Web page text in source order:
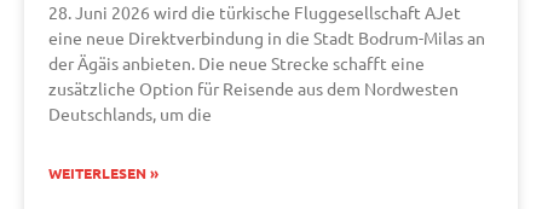
28. Juni 2026 wird die türkische Fluggesellschaft AJet
eine neue Direktverbindung in die Stadt Bodrum-Milas an
der Ägäis anbieten. Die neue Strecke schafft eine
zusätzliche Option für Reisende aus dem Nordwesten
Deutschlands, um die
WEITERLESEN »